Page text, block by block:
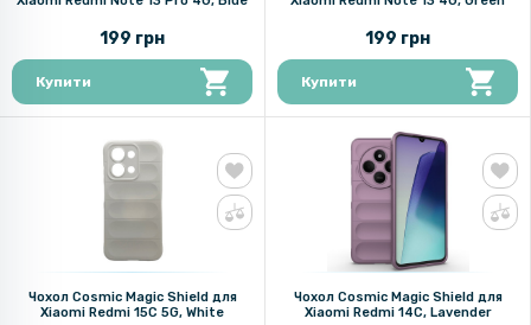
199 грн
Купити
199 грн
Купити
Чохол Cosmic Magic Shield для
Xiaomi Redmi 15C 5G, White
Чохол Cosmic Magic Shield для
Xiaomi Redmi 14C, Lavender